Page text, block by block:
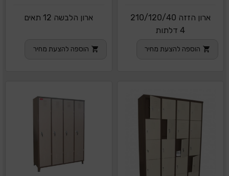
ארון הזזה 210/120/40
4 דלתות
הוספה להצעת מחיר
ארון הלבשה 12 תאים
הוספה להצעת מחיר